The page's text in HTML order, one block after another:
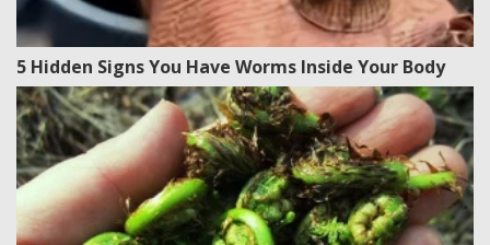
5 Hidden Signs You Have Worms Inside Your Body